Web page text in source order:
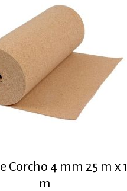
Corcho 4 mm 25 m x 1
m